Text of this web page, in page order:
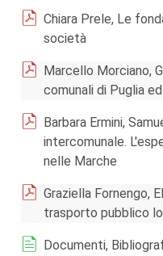
Chiara Prele, Le
società
Marcello Morciano,
comunali di Puglia
Barbara Ermini,
intercomunale.
nelle Marche
Graziella Fornengo,
trasporto pubblico
Documenti,